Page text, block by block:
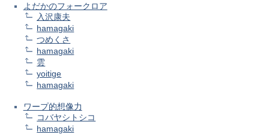
よだかのフォークロア
入沢康夫
hamagaki
つめくさ
hamagaki
雲
yoitige
hamagaki
ワープ的想像力
コバヤシトシコ
hamagaki